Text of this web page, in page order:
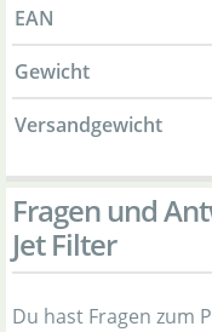
EAN
Gewicht
Versandgewicht
Fragen und
Jet Filter
Du hast Fragen zum